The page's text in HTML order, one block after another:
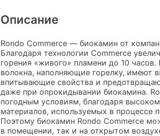
Описание
Rondo Commerce — биокамин от
Благодаря технологии Commerce
горения «живого» пламени до 10 часов.
волокна, наполняющие горелку, имеют
впитывающие свойства и
даже при опрокидывании биокамина.
погодным условиям, благодаря
материалов, используемых в процессе
Поэтому биокамин Rondo Commerce
в помещении, так и на открытом